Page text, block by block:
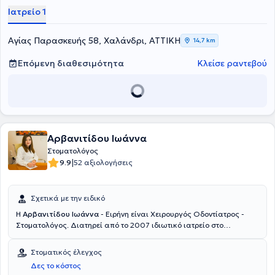
Ιατρείο 1
Αγίας Παρασκευής 58, Χαλάνδρι, ΑΤΤΙΚΗ 14,7 km
Επόμενη διαθεσιμότητα Κλείσε ραντεβού
Αρβανιτίδου Ιωάννα
Στοματολόγος
9.9|52 αξιολογήσεις
Σχετικά με την ειδικό
Η Αρβανιτίδου Ιωάννα - Ειρήνη είναι Χειρουργός Οδοντίατρος -
Στοματολόγος. Διατηρεί από το 2007 ιδιωτικό ιατρείο στο
και Καποδιστριακού Πανεπιστημίου Αθηνών και έχει
πραγματοποιήσει μεταπτυχιακή εκπαίδευση στην Κλινική
Στοματολογίας της Οδοντιατρικής Σχολής του ίδιου Πανεπιστημίου,
Στοματικός έλεγχος
Δες το κόστος